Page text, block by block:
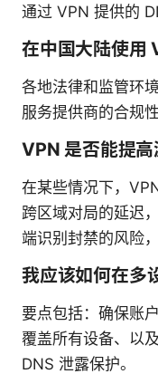
通过 VPN 提供的
在中国大陆使用
各地法律和监管环
服务提供商的合规
VPN 是否能提高
在某些情况下，
跨区域对局的延迟
端识别封禁的风险
我应该如何在多
要点包括：确保账
覆盖所有设备、以
DNS 泄露保护。